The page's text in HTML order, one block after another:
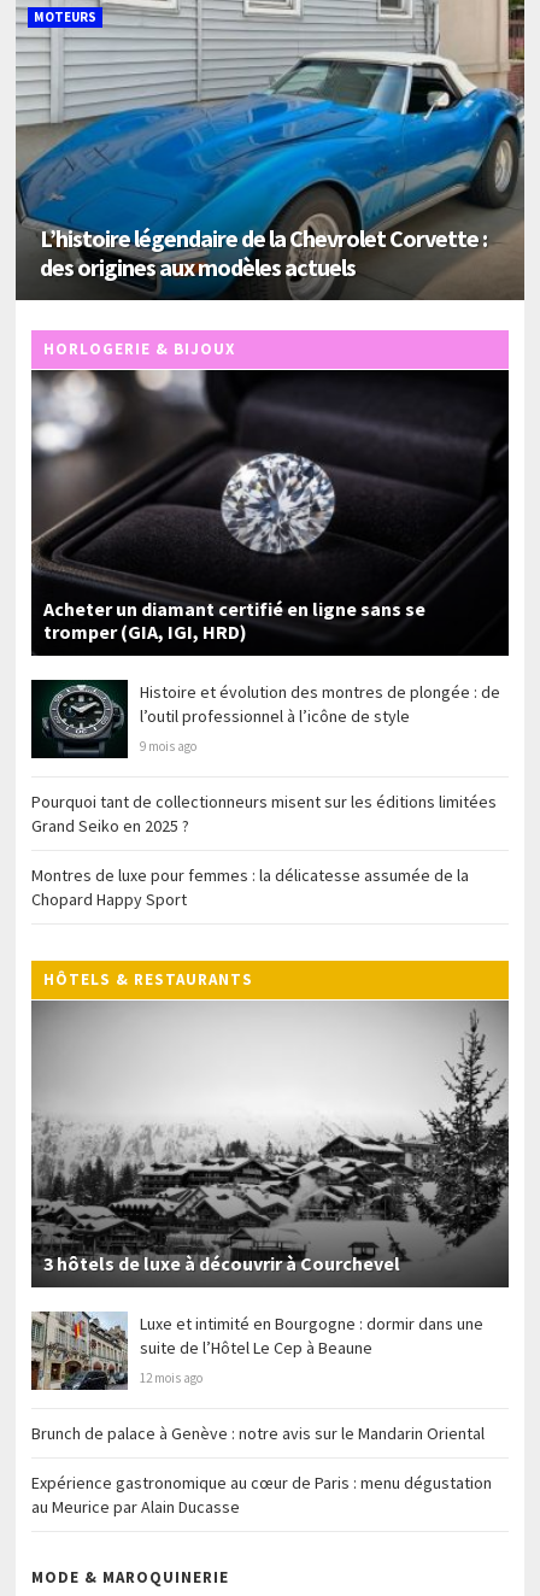
L’histoire légendaire de la Chevrolet Corvette :
des origines aux modèles actuels
MOTEURS
HORLOGERIE & BIJOUX
Acheter un diamant certifié en ligne sans se
tromper (GIA, IGI, HRD)
Histoire et évolution des montres de plongée : de
l’outil professionnel à l’icône de style
9 mois ago
Pourquoi tant de collectionneurs misent sur les éditions limitées
Grand Seiko en 2025 ?
Montres de luxe pour femmes : la délicatesse assumée de la
Chopard Happy Sport
HÔTELS & RESTAURANTS
3 hôtels de luxe à découvrir à Courchevel
Luxe et intimité en Bourgogne : dormir dans une
suite de l’Hôtel Le Cep à Beaune
12 mois ago
Brunch de palace à Genève : notre avis sur le Mandarin Oriental
Expérience gastronomique au cœur de Paris : menu dégustation
au Meurice par Alain Ducasse
MODE & MAROQUINERIE